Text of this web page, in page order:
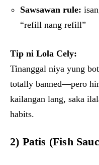
Sawsawan rule:
“refill nang refill”
Tip ni Lola Cely:
Tinanggal niya yung
totally banned—pero
kailangan lang, saka
habits.
2) Patis (Fish